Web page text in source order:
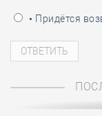
• Придётся